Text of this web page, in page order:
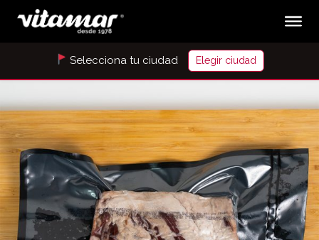
Selecciona tu ciudad Elegir ciudad